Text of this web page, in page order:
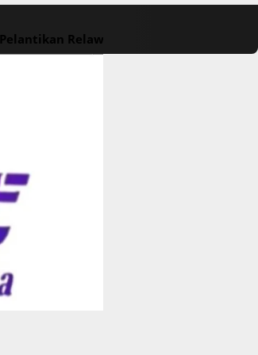
Pelantikan Relawan M. Rasyid Rajasa dan